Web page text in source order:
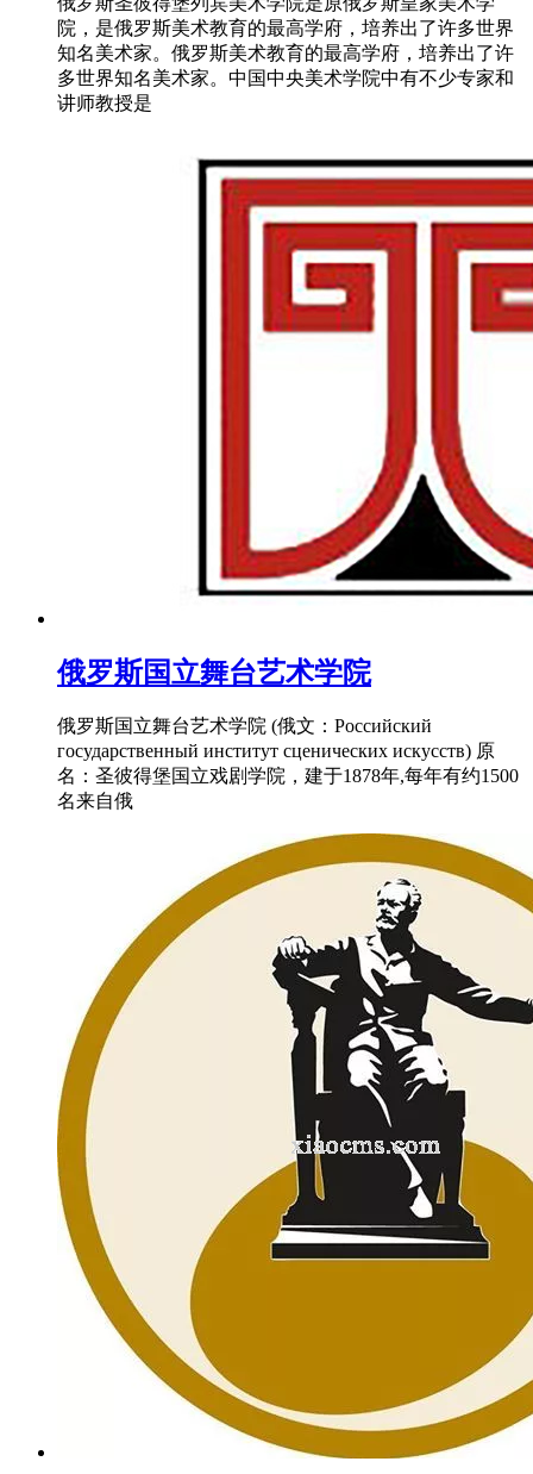
院，是俄罗斯美术教育的最高学府，培养出了许多世界
知名美术家。俄罗斯美术教育的最高学府，培养出了许
多世界知名美术家。中国中央美术学院中有不少专家和
讲师教授是
俄罗斯国立舞台艺术学院
俄罗斯国立舞台艺术学院 (俄文：Российский
государственный институт сценических искусств) 原
名：圣彼得堡国立戏剧学院，建于1878年,每年有约1500
名来自俄